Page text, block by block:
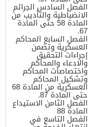
الفصل السادس الجرائم
الانضباطية والتأديب من
المادة 58 حتى المادة
67.
الفصل السابع المحاكم
العسكرية وتضمن
إجراءات التحقيق
والادعاء والمحاكم
واختصاصات المحاكم
وتشكيل المحاكم
العسكرية من المادة 68
حتى المادة 87.
الفصل الثامن الاستيداع
المادة 88
الفصل التاسع في